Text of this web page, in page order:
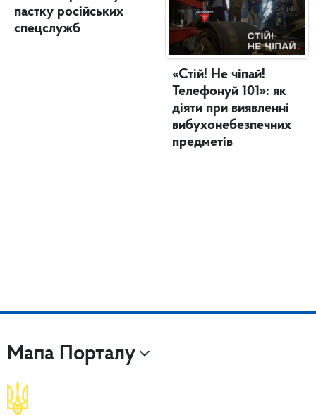
пастку російських
спецслужб
«Стій! Не чіпай!
Телефонуй 101»: як
діяти при виявленні
вибухонебезпечних
предметів
Мапа Порталу